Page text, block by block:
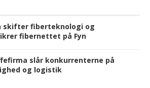
skifter fiberteknologi og
fibernettet på Fyn
slår konkurrenterne på
og logistik